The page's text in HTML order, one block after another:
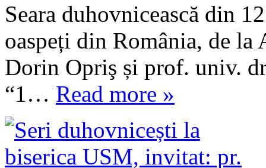
Seara duhovnicească din
oaspeți din România, de
Dorin Opriş și prof. univ.
“1… Read more »